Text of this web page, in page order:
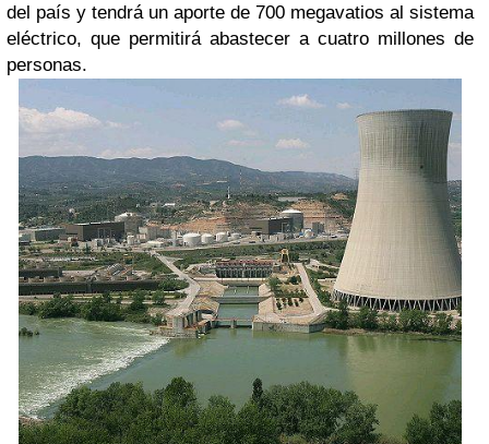
del país y tendrá un aporte de 700 megavatios al sistema
eléctrico, que permitirá abastecer a cuatro millones de
personas.